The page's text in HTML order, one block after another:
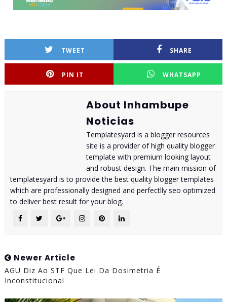
TWEET SHARE
PIN IT WHATSAPP
About Inhambupe
Noticias
Templatesyard is a blogger resources
site is a provider of high quality blogger
template with premium looking layout
and robust design. The main mission of
templatesyard is to provide the best quality blogger templates
which are professionally designed and perfectlly seo optimized
to deliver best result for your blog.
Newer Article
AGU Diz Ao STF Que Lei Da Dosimetria É
Inconstitucional